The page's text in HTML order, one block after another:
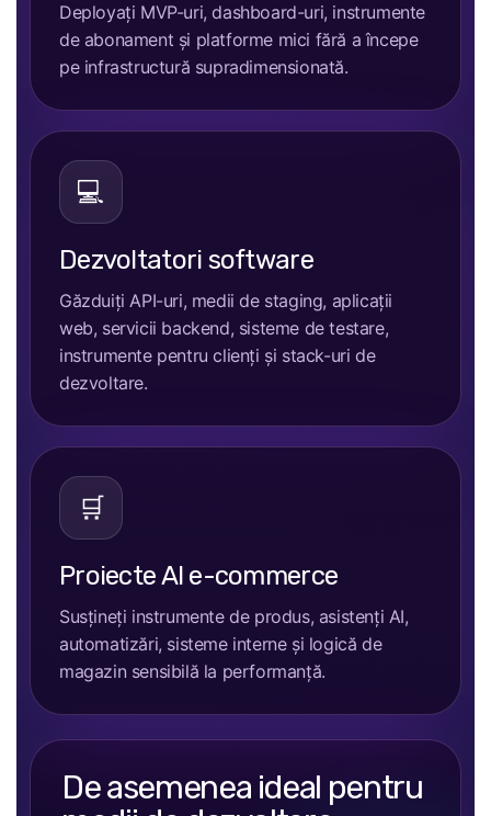
Deployați MVP-uri, dashboard-uri, instrumente
de abonament și platforme mici fără a începe
pe infrastructură supradimensionată.
💻
Dezvoltatori software
Găzduiți API-uri, medii de staging, aplicații
web, servicii backend, sisteme de testare,
instrumente pentru clienți și stack-uri de
dezvoltare.
🛒
Proiecte AI e-commerce
Susțineți instrumente de produs, asistenți AI,
automatizări, sisteme interne și logică de
magazin sensibilă la performanță.
De asemenea ideal pentru